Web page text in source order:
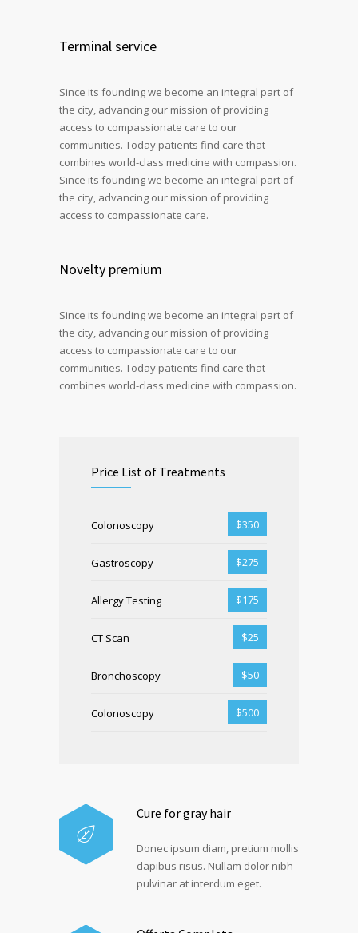
Terminal service
Since its founding we become an integral part of
the city, advancing our mission of providing
access to compassionate care to our
communities. Today patients find care that
combines world-class medicine with compassion.
Since its founding we become an integral part of
the city, advancing our mission of providing
access to compassionate care.
Novelty premium
Since its founding we become an integral part of
the city, advancing our mission of providing
access to compassionate care to our
communities. Today patients find care that
combines world-class medicine with compassion.
Price List of Treatments
Colonoscopy $350
Gastroscopy $275
Allergy Testing $175
CT Scan $25
Bronchoscopy $50
Colonoscopy $500
Cure for gray hair
Donec ipsum diam, pretium mollis
dapibus risus. Nullam dolor nibh
pulvinar at interdum eget.